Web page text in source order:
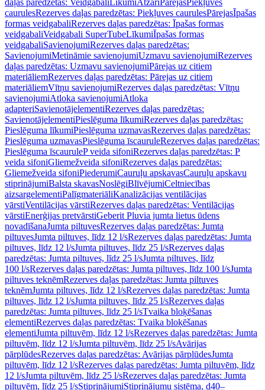
daļas paredzētas: Veidgabali LīkumiAtzari PārejasPiekļuves
caurulesRezerves daļas paredzētas: Piekļuves caurulesPārejasĪpašas
formas veidgabaliRezerves daļas paredzētas: Īpašas formas
veidgabaliVeidgabali SuperTubeLīkumiĪpašas formas
veidgabaliSavienojumiRezerves daļas paredzētas:
SavienojumiMetināmie savienojumiUzmavu savienojumiRezerves
daļas paredzētas: Uzmavu savienojumiPārejas uz citiem
materiāliemRezerves daļas paredzētas: Pārejas uz citiem
materiāliemVītņu savienojumiRezerves daļas paredzētas: Vītņu
savienojumiAtloka savienojumiAtloka
adapteriSavienotājelementiRezerves daļas paredzētas:
SavienotājelementiPieslēguma līkumiRezerves daļas paredzētas:
Pieslēguma līkumiPieslēguma uzmavasRezerves daļas paredzētas:
Pieslēguma uzmavasPieslēguma īscauruleRezerves daļas paredzētas:
Pieslēguma īscauruleP veida sifoniRezerves daļas paredzētas: P
veida sifoniGliemežveida sifoniRezerves daļas paredzētas:
Gliemežveida sifoniPiederumiCauruļu apskavasCauruļu apskavu
stiprinājumiBalsta skavasNoslēgiBlīvējumiCeltniecības
aizsargelementiPalīgmateriāliKanalizācijas ventilācijas
vārstiVentilācijas vārstiRezerves daļas paredzētas: Ventilācijas
vārstiEnerģijas pretvārstiGeberit Pluvia jumta lietus ūdens
novadīšanaJumta piltuvesRezerves daļas paredzētas: Jumta
piltuvesJumta piltuves, līdz 12 l/sRezerves daļas paredzētas: Jumta
piltuves, līdz 12 l/sJumta piltuves, līdz 25 l/sRezerves daļas
paredzētas: Jumta piltuves, līdz 25 l/sJumta piltuves, līdz
100 l/sRezerves daļas paredzētas: Jumta piltuves, līdz 100 l/sJumta
piltuves teknēmRezerves daļas paredzētas: Jumta piltuves
teknēmJumta piltuves, līdz 12 l/sRezerves daļas paredzētas: Jumta
piltuves, līdz 12 l/sJumta piltuves, līdz 25 l/sRezerves daļas
paredzētas: Jumta piltuves, līdz 25 l/sTvaika bloķēšanas
elementiRezerves daļas paredzētas: Tvaika bloķēšanas
elementiJumta piltuvēm, līdz 12 l/sRezerves daļas paredzētas: Jumta
piltuvēm, līdz 12 l/sJumta piltuvēm, līdz 25 l/sAvārijas
pārplūdesRezerves daļas paredzētas: Avārijas pārplūdesJumta
piltuvēm, līdz 12 l/sRezerves daļas paredzētas: Jumta piltuvēm, līdz
12 l/sJumta piltuvēm, līdz 25 l/sRezerves daļas paredzētas: Jumta
piltuvēm, līdz 25 l/sStiprinājumiStiprinājumu sistēma, d40–